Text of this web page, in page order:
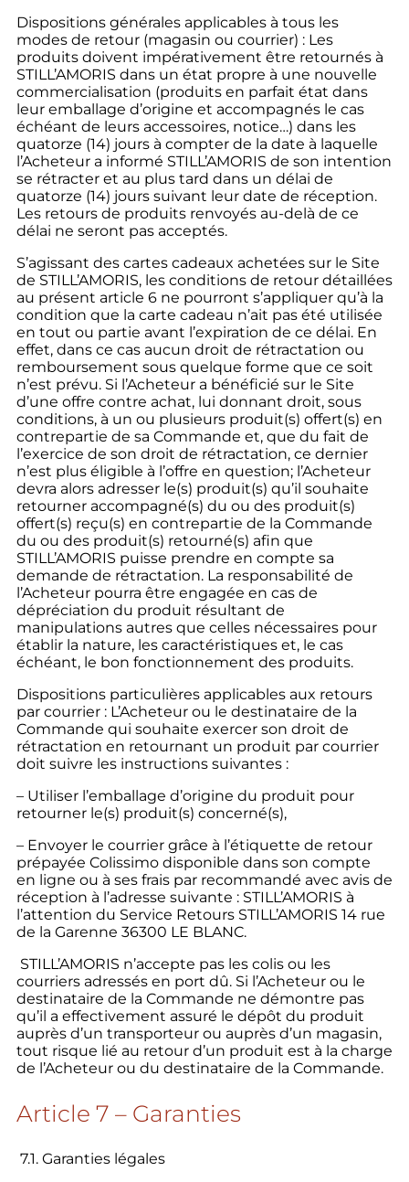
Dispositions générales applicables à tous les
modes de retour (magasin ou courrier) : Les
produits doivent impérativement être retournés à
STILL’AMORIS dans un état propre à une nouvelle
commercialisation (produits en parfait état dans
leur emballage d’origine et accompagnés le cas
échéant de leurs accessoires, notice…) dans les
quatorze (14) jours à compter de la date à laquelle
l’Acheteur a informé STILL’AMORIS de son intention
se rétracter et au plus tard dans un délai de
quatorze (14) jours suivant leur date de réception.
Les retours de produits renvoyés au-delà de ce
délai ne seront pas acceptés.
S’agissant des cartes cadeaux achetées sur le Site
de STILL’AMORIS, les conditions de retour détaillées
au présent article 6 ne pourront s’appliquer qu’à la
condition que la carte cadeau n’ait pas été utilisée
en tout ou partie avant l’expiration de ce délai. En
effet, dans ce cas aucun droit de rétractation ou
remboursement sous quelque forme que ce soit
n’est prévu. Si l’Acheteur a bénéficié sur le Site
d’une offre contre achat, lui donnant droit, sous
conditions, à un ou plusieurs produit(s) offert(s) en
contrepartie de sa Commande et, que du fait de
l’exercice de son droit de rétractation, ce dernier
n’est plus éligible à l’offre en question; l’Acheteur
devra alors adresser le(s) produit(s) qu’il souhaite
retourner accompagné(s) du ou des produit(s)
offert(s) reçu(s) en contrepartie de la Commande
du ou des produit(s) retourné(s) afin que
STILL’AMORIS puisse prendre en compte sa
demande de rétractation. La responsabilité de
l’Acheteur pourra être engagée en cas de
dépréciation du produit résultant de
manipulations autres que celles nécessaires pour
établir la nature, les caractéristiques et, le cas
échéant, le bon fonctionnement des produits.
Dispositions particulières applicables aux retours
par courrier : L’Acheteur ou le destinataire de la
Commande qui souhaite exercer son droit de
rétractation en retournant un produit par courrier
doit suivre les instructions suivantes :
– Utiliser l’emballage d’origine du produit pour
retourner le(s) produit(s) concerné(s),
– Envoyer le courrier grâce à l’étiquette de retour
prépayée Colissimo disponible dans son compte
en ligne ou à ses frais par recommandé avec avis de
réception à l’adresse suivante : STILL’AMORIS à
l’attention du Service Retours STILL’AMORIS 14 rue
de la Garenne 36300 LE BLANC.
STILL’AMORIS n’accepte pas les colis ou les
courriers adressés en port dû. Si l’Acheteur ou le
destinataire de la Commande ne démontre pas
qu’il a effectivement assuré le dépôt du produit
auprès d’un transporteur ou auprès d’un magasin,
tout risque lié au retour d’un produit est à la charge
de l’Acheteur ou du destinataire de la Commande.
Article 7 – Garanties
7.1. Garanties légales